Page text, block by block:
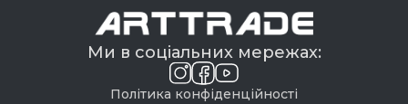
Ми в соціальних мережах:
Політика конфіденційності